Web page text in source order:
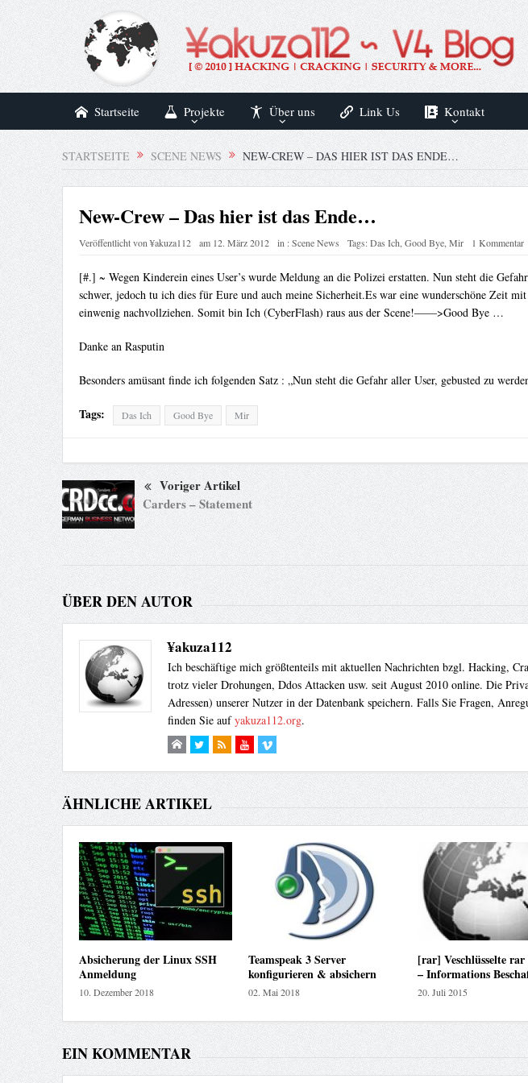
Startseite Projekte Über uns Link Us Kontakt
STARTSEITE SCENE NEWS NEW-CREW – DAS HIER IST DAS ENDE…
New-Crew – Das hier ist das Ende…
Veröffentlicht von¥akuza112 am 12. März 2012 in :Scene News Tags:Das Ich,Good Bye,Mir 1 Kommentar
[#.] ~ Wegen Kinderein eines User’s wurde Meldung an die Polizei erstatten. Nun steht die
schwer, jedoch tu ich dies für Eure und auch meine Sicherheit.Es war eine wunderschöne Zeit
einwenig nachvollziehen. Somit bin Ich (CyberFlash) raus aus der Scene!——>Good Bye …
Danke an Rasputin
Besonders amüsant finde ich folgenden Satz : „Nun steht die Gefahr aller User, gebusted zu
Tags: Das Ich Good Bye Mir
Voriger Artikel
Carders – Statement
ÜBER DEN AUTOR
¥akuza112
Ich beschäftige mich größtenteils mit aktuellen Nachrichten bzgl. Hacking,
trotz vieler Drohungen, Ddos Attacken usw. seit August 2010 online. Die
Adressen) unserer Nutzer in der Datenbank speichern. Falls Sie Fragen,
finden Sie aufyakuza112.org.
ÄHNLICHE ARTIKEL
Absicherung der Linux SSH
Anmeldung
10. Dezember 2018
Teamspeak 3 Server
konfigurieren & absichern
02. Mai 2018
[rar] Veschlüsselte rar
– Informations
20. Juli 2015
EIN KOMMENTAR